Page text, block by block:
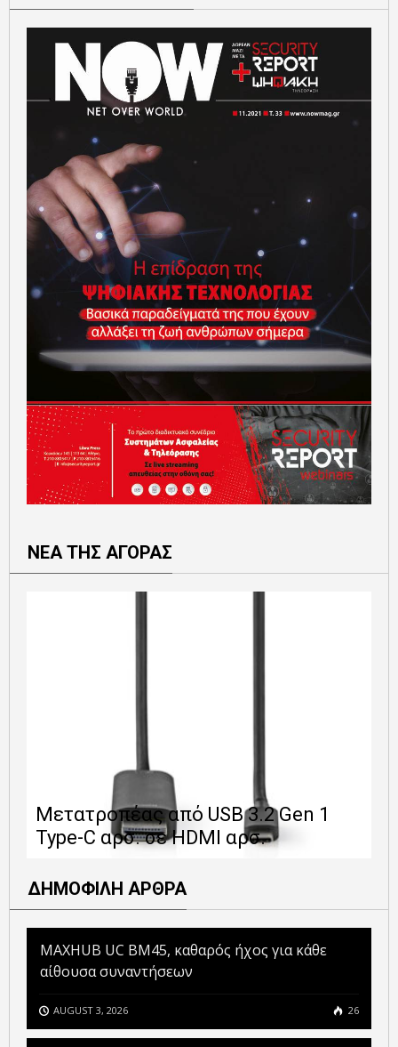
ΝΕΑ ΤΗΣ ΑΓΟΡΑΣ
Μετατροπέας από USB 3.2 Gen 1
Type-C αρσ. σε HDMI αρσ.
ΔΗΜΟΦΙΛΗ ΑΡΘΡΑ
MAXHUB UC BM45, καθαρός ήχος για κάθε
αίθουσα συναντήσεων
AUGUST 3, 2026 26